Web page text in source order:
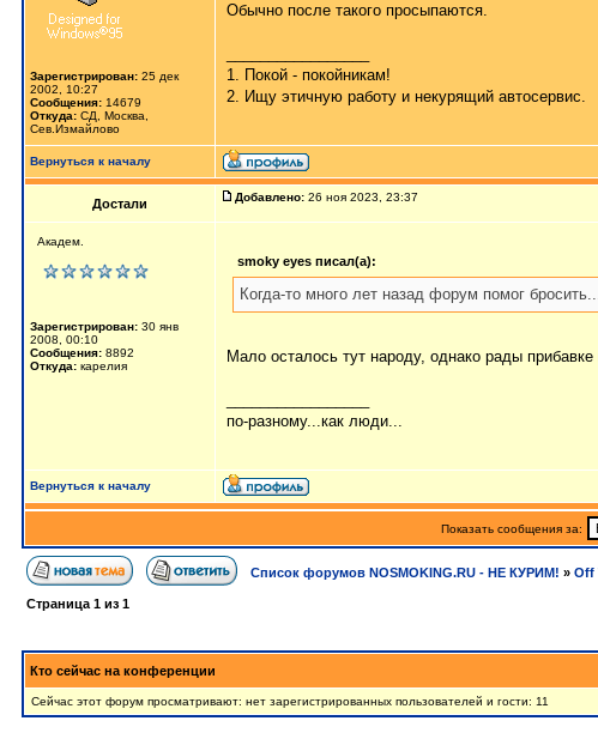
Зарегистрирован: 25 дек
2002, 10:27
Сообщения: 14679
Откуда: СД, Москва,
Сев.Измайлово
Обычно после такого просыпаются.
1. Покой - покойникам!
2. Ищу этичную работу и некурящий автосервис.
Вернуться к началу
Достали Добавлено: 26 ноя 2023, 23:37
Академ.
Зарегистрирован: 30 янв
2008, 00:10
Сообщения: 8892
Откуда: карелия
smoky eyes писал(а):
Когда-то много лет назад форум помог
Мало осталось тут народу, однако рады
по-разному...как люди...
Вернуться к началу
Показать сообщения за:
Список форумов NOSMOKING.RU - НЕ КУРИМ! » Off
Страница 1 из 1
Кто сейчас на конференции
Сейчас этот форум просматривают: нет зарегистрированных пользователей и гости: 11